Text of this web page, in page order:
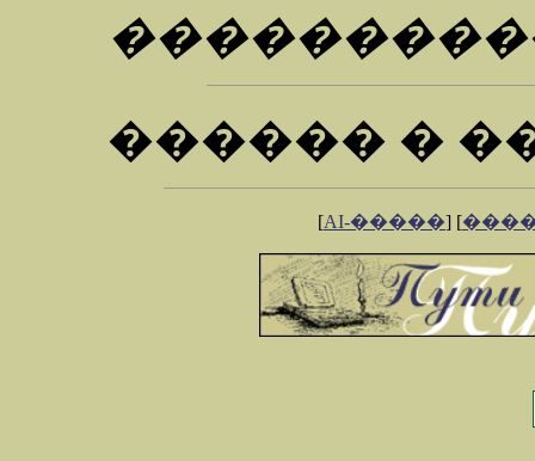
������ �
[AI-�����] [